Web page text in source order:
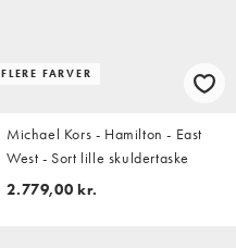
FLERE FARVER
Michael Kors - Hamilton - East
West - Sort lille skuldertaske
2.779,00 kr.